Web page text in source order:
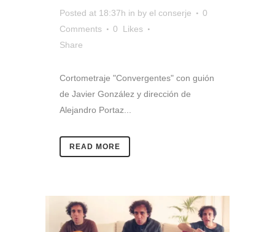
Posted at 18:37h in by el conserje
0
Comments
0
Likes
Share
Cortometraje "Convergentes" con guión
de Javier González y dirección de
Alejandro Portaz...
READ MORE